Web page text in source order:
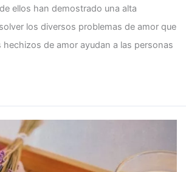
ellos han demostrado una alta
los diversos problemas de amor que
hechizos de amor ayudan a las personas